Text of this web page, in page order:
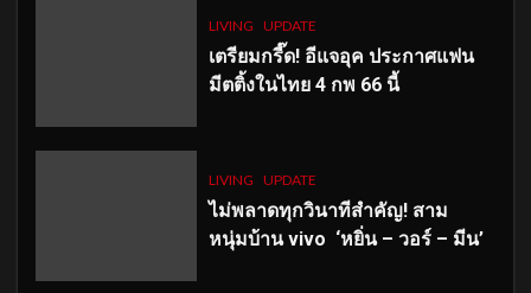
LIVING UPDATE
เตรียมกรี๊ด! อีแจอุค ประกาศแฟน
มีตติ้งในไทย 4 กพ 66 นี้
LIVING UPDATE
ไม่พลาดทุกวินาทีสำคัญ! สาม
หนุ่มบ้าน vivo ‘หยิ่น – วอร์ – มีน’